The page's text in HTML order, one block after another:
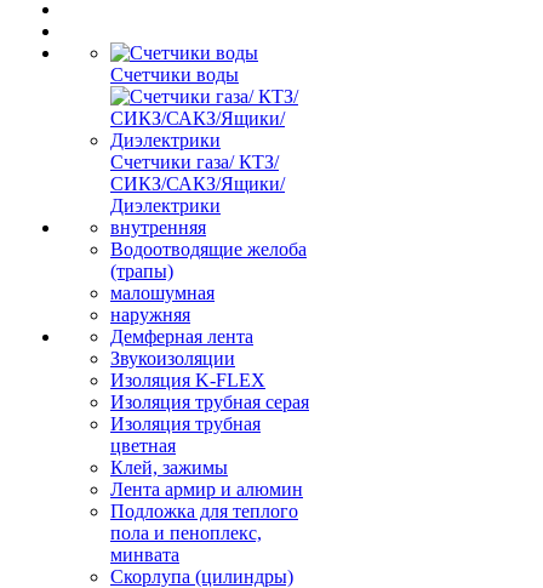
Счетчики воды
Счетчики газа/ КТЗ/
СИКЗ/САКЗ/Ящики/
Диэлектрики
внутренняя
Водоотводящие желоба
(трапы)
малошумная
наружняя
Демферная лента
Звукоизоляции
Изоляция K-FLEX
Изоляция трубная серая
Изоляция трубная
цветная
Клей, зажимы
Лента армир и алюмин
Подложка для теплого
пола и пеноплекс,
минвата
Скорлупа (цилиндры)